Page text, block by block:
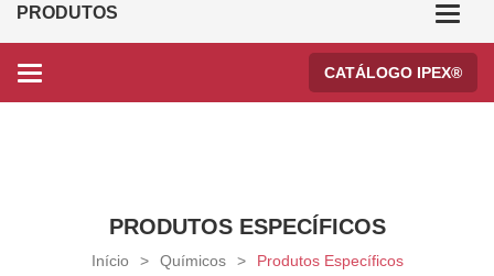
PRODUTOS
Categories CATÁLOGO IPEX®
PRODUTOS ESPECÍFICOS
Início > Químicos > Produtos Específicos